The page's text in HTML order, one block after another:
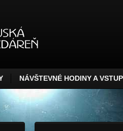
NÁVŠTEVNÉ HODINY A